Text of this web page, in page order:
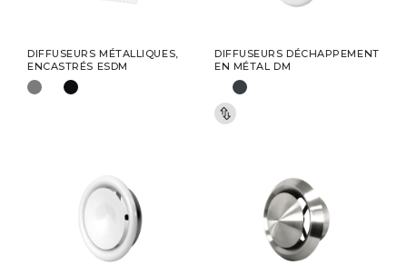
DIFFUSEURS MÉTALLIQUES,
ENCASTRÉS ESDM
DIFFUSEURS DÉCHAPPEMENT
EN MÉTAL DM